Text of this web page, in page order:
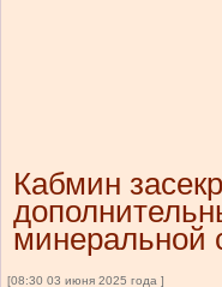
Кабмин
минеральной
[08:30 03 июня 2025 года ]